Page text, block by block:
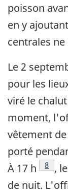
poisson
en y
centrales
Le 2
pour les
viré le
moment,
vêtement
porté
À 17 h
Note
8 ,
de nuit.